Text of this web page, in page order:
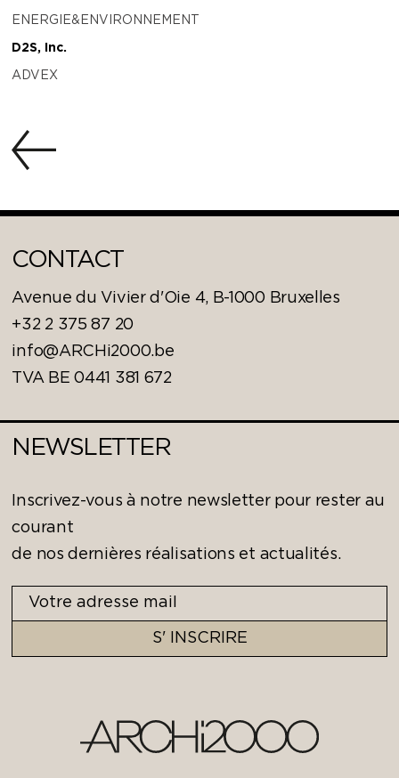
ENERGIE&ENVIRONNEMENT
D2S, Inc.
ADVEX
CONTACT
Avenue du Vivier d'Oie 4, B-1000 Bruxelles
+32 2 375 87 20
info@ARCHi2000.be
TVA BE 0441 381 672
NEWSLETTER
Inscrivez-vous à notre newsletter pour rester au
courant
de nos dernières réalisations et actualités.